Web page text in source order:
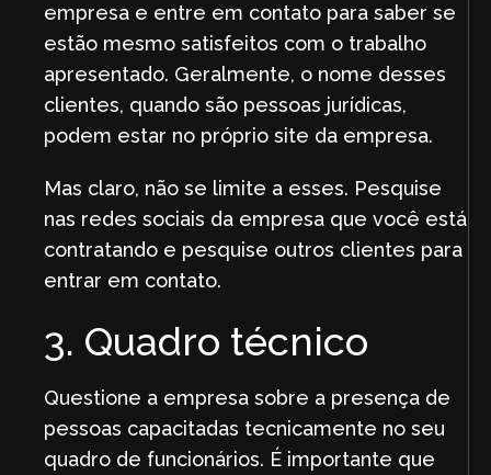
empresa e entre em contato para saber se
estão mesmo satisfeitos com o trabalho
apresentado. Geralmente, o nome desses
clientes, quando são pessoas jurídicas,
podem estar no próprio site da empresa.
Mas claro, não se limite a esses. Pesquise
nas redes sociais da empresa que você está
contratando e pesquise outros clientes para
entrar em contato.
3. Quadro técnico
Questione a empresa sobre a presença de
pessoas capacitadas tecnicamente no seu
quadro de funcionários. É importante que